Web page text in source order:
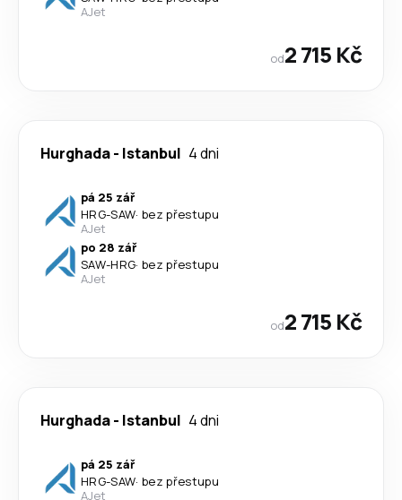
AJet
od2 715 Kč
Hurghada- Istanbul 4 dni
pá 25 zář
HRG-SAW· bez přestupu
AJet
po 28 zář
SAW-HRG· bez přestupu
AJet
od2 715 Kč
Hurghada- Istanbul 4 dni
pá 25 zář
HRG-SAW· bez přestupu
AJet